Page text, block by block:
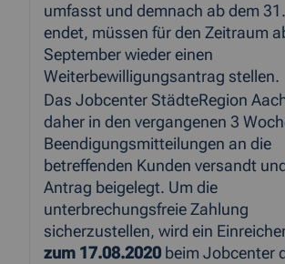
umfasst und demnach ab dem
endet, müssen für den Zeitraum
September wieder einen
Weiterbewilligungsantrag stellen.
Das Jobcenter StädteRegion
daher in den vergangenen 3
Beendigungsmitteilungen an die
betreffenden Kunden versandt
Antrag beigelegt. Um die
unterbrechungsfreie Zahlung
sicherzustellen, wird ein
zum 17.08.2020 beim Jobcenter